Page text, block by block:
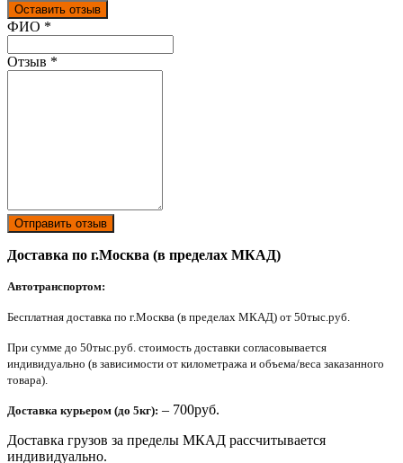
Оставить отзыв
Ваш отзыв был отправлен!
ФИО *
Отзыв *
Отправить отзыв
Доставка по г.Москва (в пределах МКАД)
Автотранспортом:
Бесплатная доставка по г.Москва (в пределах МКАД) от 50тыс.руб.
При сумме до 50тыс.руб. стоимость доставки согласовывается
индивидуально (в зависимости от километража и объема/веса заказанного
товара).
Доставка курьером (до 5кг): – 700руб.
Доставка грузов за пределы МКАД рассчитывается
индивидуально.